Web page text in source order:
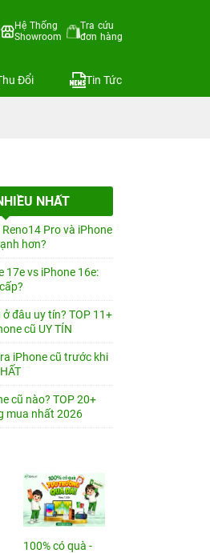
Hệ Thống
Showroom
Tra cứu
đơn hàng
Đổi Tin Tức
NHẤT
Pro và iPhone
hơn?
17e vs iPhone 16e:
đâu uy tín? TOP 11+
cũ UY TÍN
iPhone cũ trước khi
cũ nào? TOP 20+
mua nhất 2026
100% có quà -